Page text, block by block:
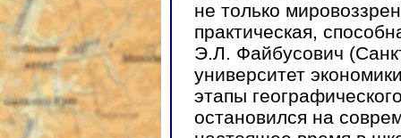
не только
практическая,
Э.Л. Файбусович
университет
этапы
остановился на